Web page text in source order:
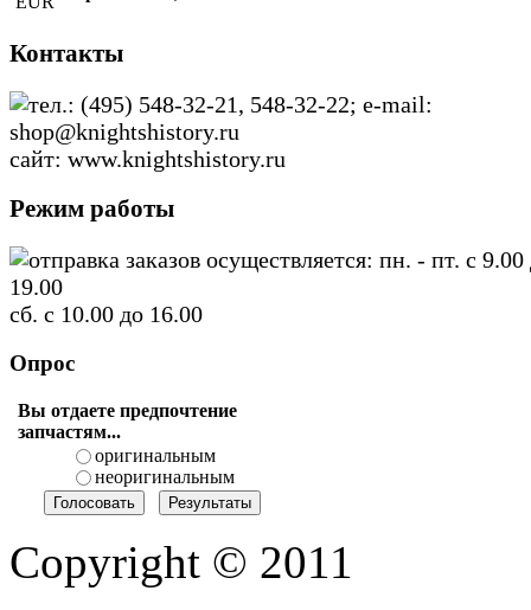
Контакты
тел.: (495) 548-32-21, 548-32-22; e-mail:
shop@knightshistory.ru
сайт: www.knightshistory.ru
Режим работы
отправка заказов осуществляется: пн. - пт. с 9.00
19.00
сб. с 10.00 до 16.00
Опрос
Вы отдаете предпочтение
запчастям...
оригинальным
неоригинальным
Copyright © 2011